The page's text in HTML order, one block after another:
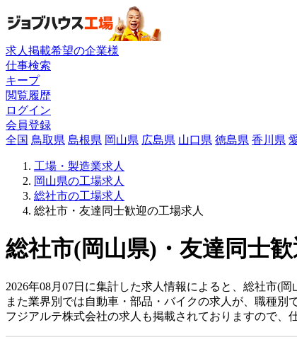
求人掲載希望の企業様
仕事検索
キープ
閲覧履歴
ログイン
会員登録
全国 鳥取県 島根県 岡山県 広島県 山口県 徳島県 香川県
工場・製造業求人
岡山県の工場求人
総社市の工場求人
総社市・友達同士歓迎の工場求人
総社市(岡山県)・友達同士
2026年08月07日に集計した求人情報によると、総社市(
また業界別では自動車・部品・バイクの求人が、職種別
フジアルテ株式会社の求人も掲載されておりますので、